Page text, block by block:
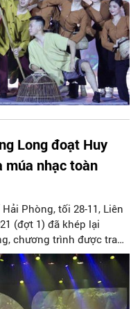
Long đoạt Huy
múa nhạc toàn
Phòng, tối 28-11, Liên
(đợt 1) đã khép lại
chương trình được trao
có Nhà hát Ca múa